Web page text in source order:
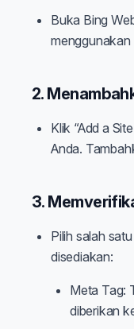
Buka Bing
2.
Klik “Add a
Anda.
3.
Pilih salah
disediakan:
Meta Tag:
diberikan